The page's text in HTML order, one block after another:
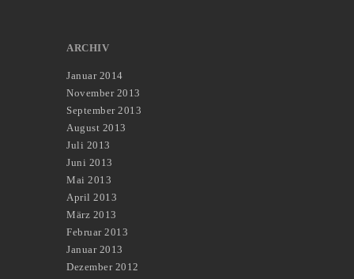
ARCHIV
Januar 2014
November 2013
September 2013
August 2013
Juli 2013
Juni 2013
Mai 2013
April 2013
März 2013
Februar 2013
Januar 2013
Dezember 2012